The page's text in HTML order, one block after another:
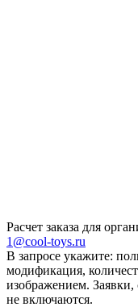
Расчет заказа для
1@cool-toys.ru
В запросе укажите:
модификация,
изображением.
не включаются.